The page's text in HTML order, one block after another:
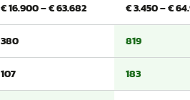
€ 16.900 – € 63.682 € 3.450 – €
380 819
107 183